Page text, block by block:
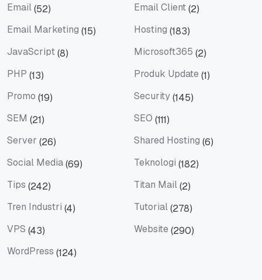
Email(52) Email Client(2)
Email Marketing (15) Hosting (183)
JavaScript(8) Microsoft365 (2)
PHP (13) Produk Update (1)
Promo (19) Security(145)
SEM (21) SEO (111)
Server (26) Shared Hosting (6)
Social Media(69) Teknologi (182)
Tips (242) Titan Mail(2)
Tren Industri (4) Tutorial(278)
VPS (43) Website (290)
WordPress (124)